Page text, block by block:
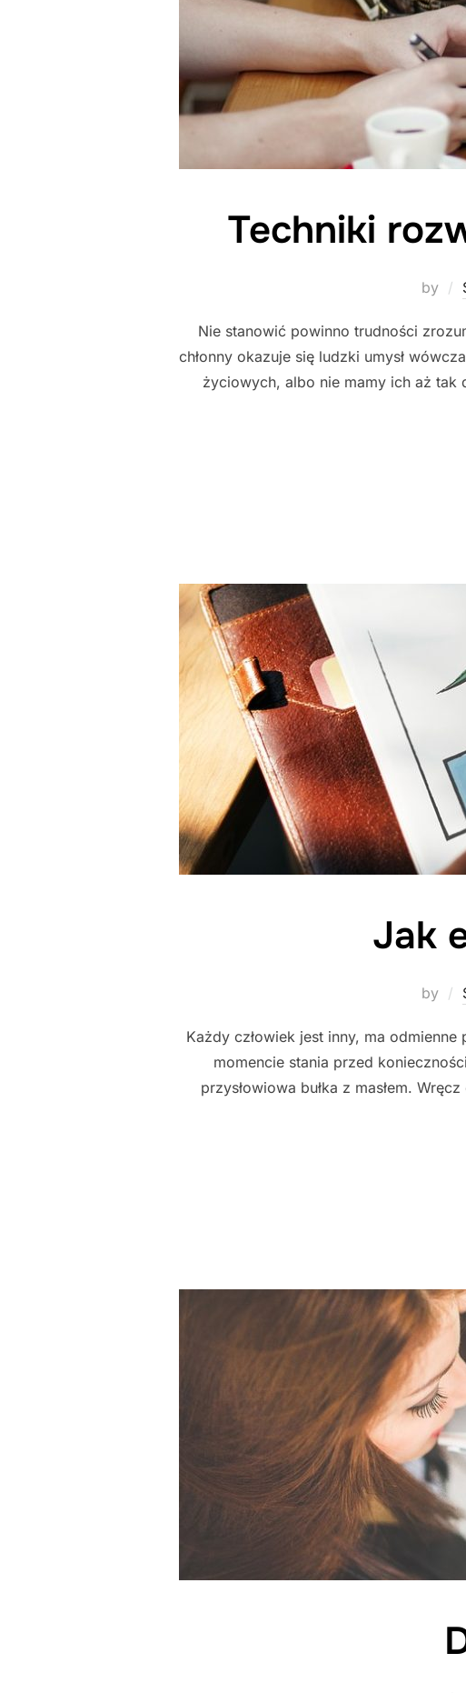
Techniki
by
Nie stanowić powinno trudności
chłonny okazuje się ludzki umysł
życiowych, albo nie mamy ich aż tak
Jak
by
Każdy człowiek jest inny, ma
momencie stania przed
przysłowiowa bułka z masłem.